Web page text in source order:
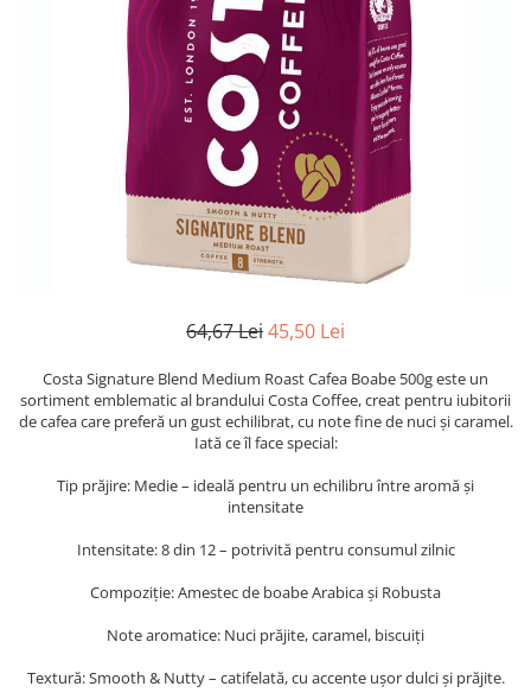
64,67 Lei45,50 Lei
Costa Signature Blend Medium Roast Cafea Boabe 500g este un
sortiment emblematic al brandului Costa Coffee, creat pentru iubitorii
de cafea care preferă un gust echilibrat, cu note fine de nuci și caramel.
Iată ce îl face special:
Tip prăjire: Medie – ideală pentru un echilibru între aromă și
intensitate
Intensitate: 8 din 12 – potrivită pentru consumul zilnic
Compoziție: Amestec de boabe Arabica și Robusta
Note aromatice: Nuci prăjite, caramel, biscuiți
Textură: Smooth & Nutty – catifelată, cu accente ușor dulci și prăjite.